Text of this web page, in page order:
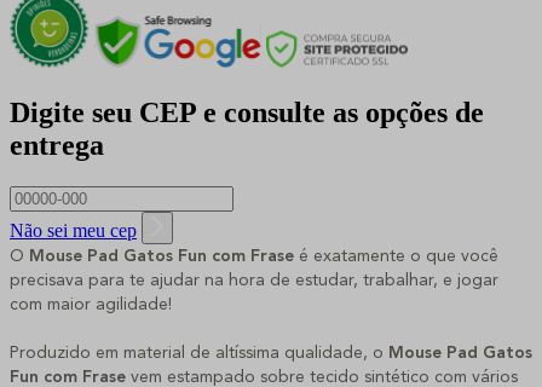
Digite seu CEP e consulte as opções de
entrega
Não sei meu cep
O Mouse Pad Gatos Fun com Frase é exatamente o que você
precisava para te ajudar na hora de estudar, trabalhar, e jogar
com maior agilidade!
Produzido em material de altíssima qualidade, o Mouse Pad Gatos
Fun com Frase vem estampado sobre tecido sintético com vários